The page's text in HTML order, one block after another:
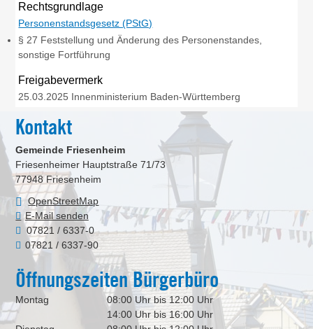
Rechtsgrundlage
Personenstandsgesetz (PStG)
§ 27 Feststellung und Änderung des Personenstandes,
sonstige Fortführung
Freigabevermerk
25.03.2025 Innenministerium Baden-Württemberg
Kontakt
Gemeinde Friesenheim
Friesenheimer Hauptstraße 71/73
77948 Friesenheim
OpenStreetMap
E-Mail senden
07821 / 6337-0
07821 / 6337-90
Öffnungszeiten Bürgerbüro
Montag
08:00 Uhr bis 12:00 Uhr
14:00 Uhr bis 16:00 Uhr